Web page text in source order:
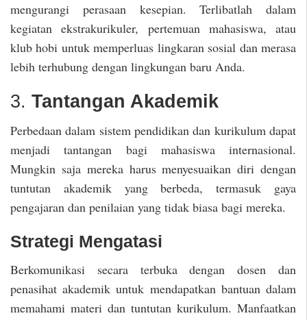
mengurangi perasaan kesepian. Terlibatlah dalam
kegiatan ekstrakurikuler, pertemuan mahasiswa, atau
klub hobi untuk memperluas lingkaran sosial dan merasa
lebih terhubung dengan lingkungan baru Anda.
3. Tantangan Akademik
Perbedaan dalam sistem pendidikan dan kurikulum dapat
menjadi tantangan bagi mahasiswa internasional.
Mungkin saja mereka harus menyesuaikan diri dengan
tuntutan akademik yang berbeda, termasuk gaya
pengajaran dan penilaian yang tidak biasa bagi mereka.
Strategi Mengatasi
Berkomunikasi secara terbuka dengan dosen dan
penasihat akademik untuk mendapatkan bantuan dalam
memahami materi dan tuntutan kurikulum. Manfaatkan